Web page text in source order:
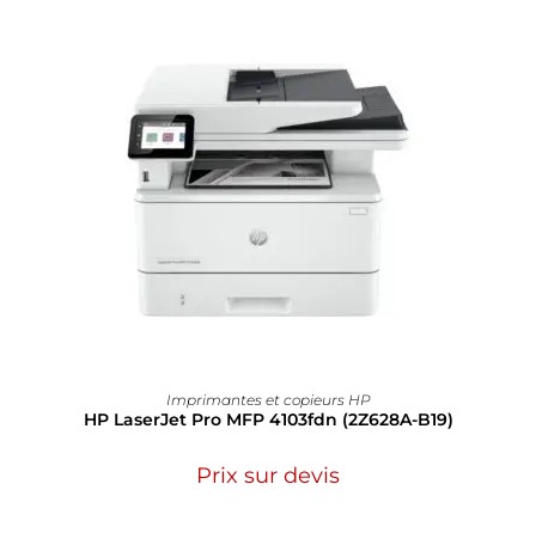
Imprimantes et copieurs HP
HP LaserJet Pro MFP 4103fdn (2Z628A-B19)
Prix sur devis